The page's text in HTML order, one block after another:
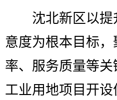
沈北新区以提
意度为根本目标
率、服务质量等
工业用地项目开设